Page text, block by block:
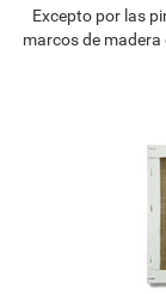
Excepto por las
marcos de